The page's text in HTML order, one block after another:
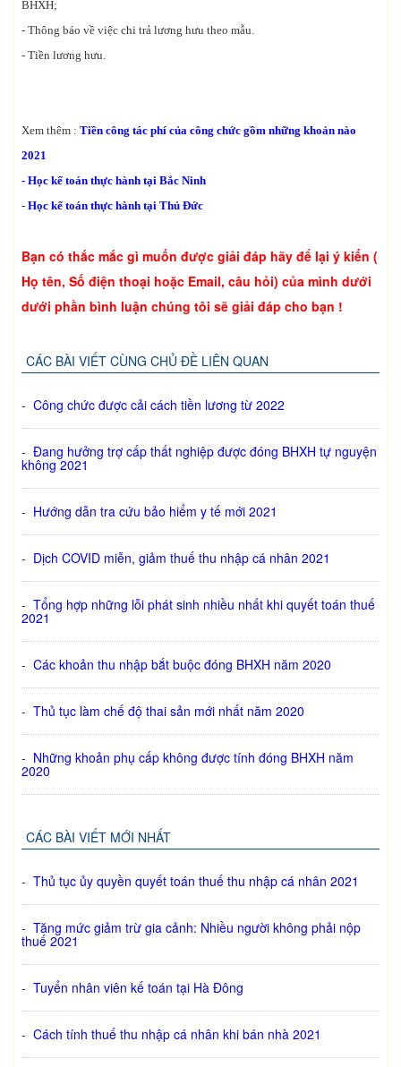
BHXH;
- Thông báo về việc chi trả lương hưu theo mẫu.
- Tiền lương hưu.
Xem thêm : Tiền công tác phí của công chức gồm những khoản nào
2021
- Học kế toán thực hành tại Bắc Ninh
- Học kế toán thực hành tại Thủ Đức
Bạn có thắc mắc gì muốn được giải đáp hãy để lại ý kiến (
Họ tên, Số điện thoại hoặc Email, câu hỏi) của mình dưới
dưới phần bình luận chúng tôi sẽ giải đáp cho bạn !
CÁC BÀI VIẾT CÙNG CHỦ ĐỀ LIÊN QUAN
- Công chức được cải cách tiền lương từ 2022
- Đang hưởng trợ cấp thất nghiệp được đóng BHXH tự nguyện
không 2021
- Hướng dẫn tra cứu bảo hiểm y tế mới 2021
- Dịch COVID miễn, giảm thuế thu nhập cá nhân 2021
- Tổng hợp những lỗi phát sinh nhiều nhất khi quyết toán thuế
2021
- Các khoản thu nhập bắt buộc đóng BHXH năm 2020
- Thủ tục làm chế độ thai sản mới nhất năm 2020
- Những khoản phụ cấp không được tính đóng BHXH năm
2020
CÁC BÀI VIẾT MỚI NHẤT
- Thủ tục ủy quyền quyết toán thuế thu nhập cá nhân 2021
- Tăng mức giảm trừ gia cảnh: Nhiều người không phải nộp
thuế 2021
- Tuyển nhân viên kế toán tại Hà Đông
- Cách tính thuế thu nhập cá nhân khi bán nhà 2021